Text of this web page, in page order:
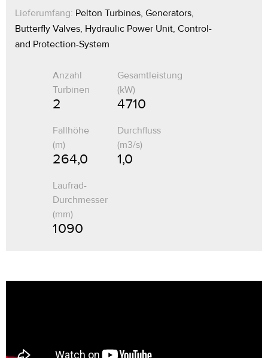
Lieferumfang: Pelton Turbines, Generators,
Butterfly Valves, Hydraulic Power Unit, Control-
and Protection-System
Anzahl
Turbinen
2
Gesamtleistung
(kW)
4 710
Fallhöhe
(m)
264,0
Durchfluss
(m3/s)
1,0
Laufrad-
Durchmesser
(mm)
1 090